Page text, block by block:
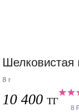
8 г
10 400 ТГ
8